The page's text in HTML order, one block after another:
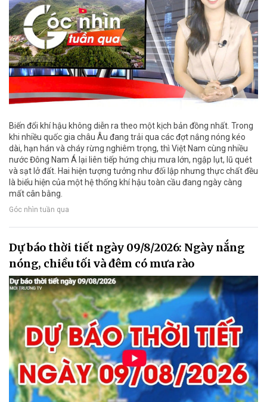
Biến đổi khí hậu không diễn ra theo một kịch bản đồng nhất. Trong
khi nhiều quốc gia châu Âu đang trải qua các đợt nắng nóng kéo
dài, hạn hán và cháy rừng nghiêm trọng, thì Việt Nam cùng nhiều
nước Đông Nam Á lại liên tiếp hứng chịu mưa lớn, ngập lụt, lũ quét
và sạt lở đất. Hai hiện tượng tưởng như đối lập nhưng thực chất đều
là biểu hiện của một hệ thống khí hậu toàn cầu đang ngày càng
mất cân bằng.
Góc nhìn tuần qua
Dự báo thời tiết ngày 09/8/2026: Ngày nắng
nóng, chiều tối và đêm có mưa rào